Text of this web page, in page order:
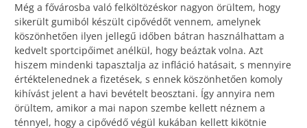
Még a fővárosba való felköltözéskor nagyon örültem, hogy
sikerült gumiból készült cipővédőt vennem, amelynek
köszönhetően ilyen jellegű időben bátran használhattam a
kedvelt sportcipőimet anélkül, hogy beáztak volna. Azt
hiszem mindenki tapasztalja az infláció hatásait, s mennyire
értéktelenednek a fizetések, s ennek köszönhetően komoly
kihívást jelent a havi bevételt beosztani. Így annyira nem
örültem, amikor a mai napon szembe kellett néznem a
ténnyel, hogy a cipővédő végül kukában kellett kikötnie